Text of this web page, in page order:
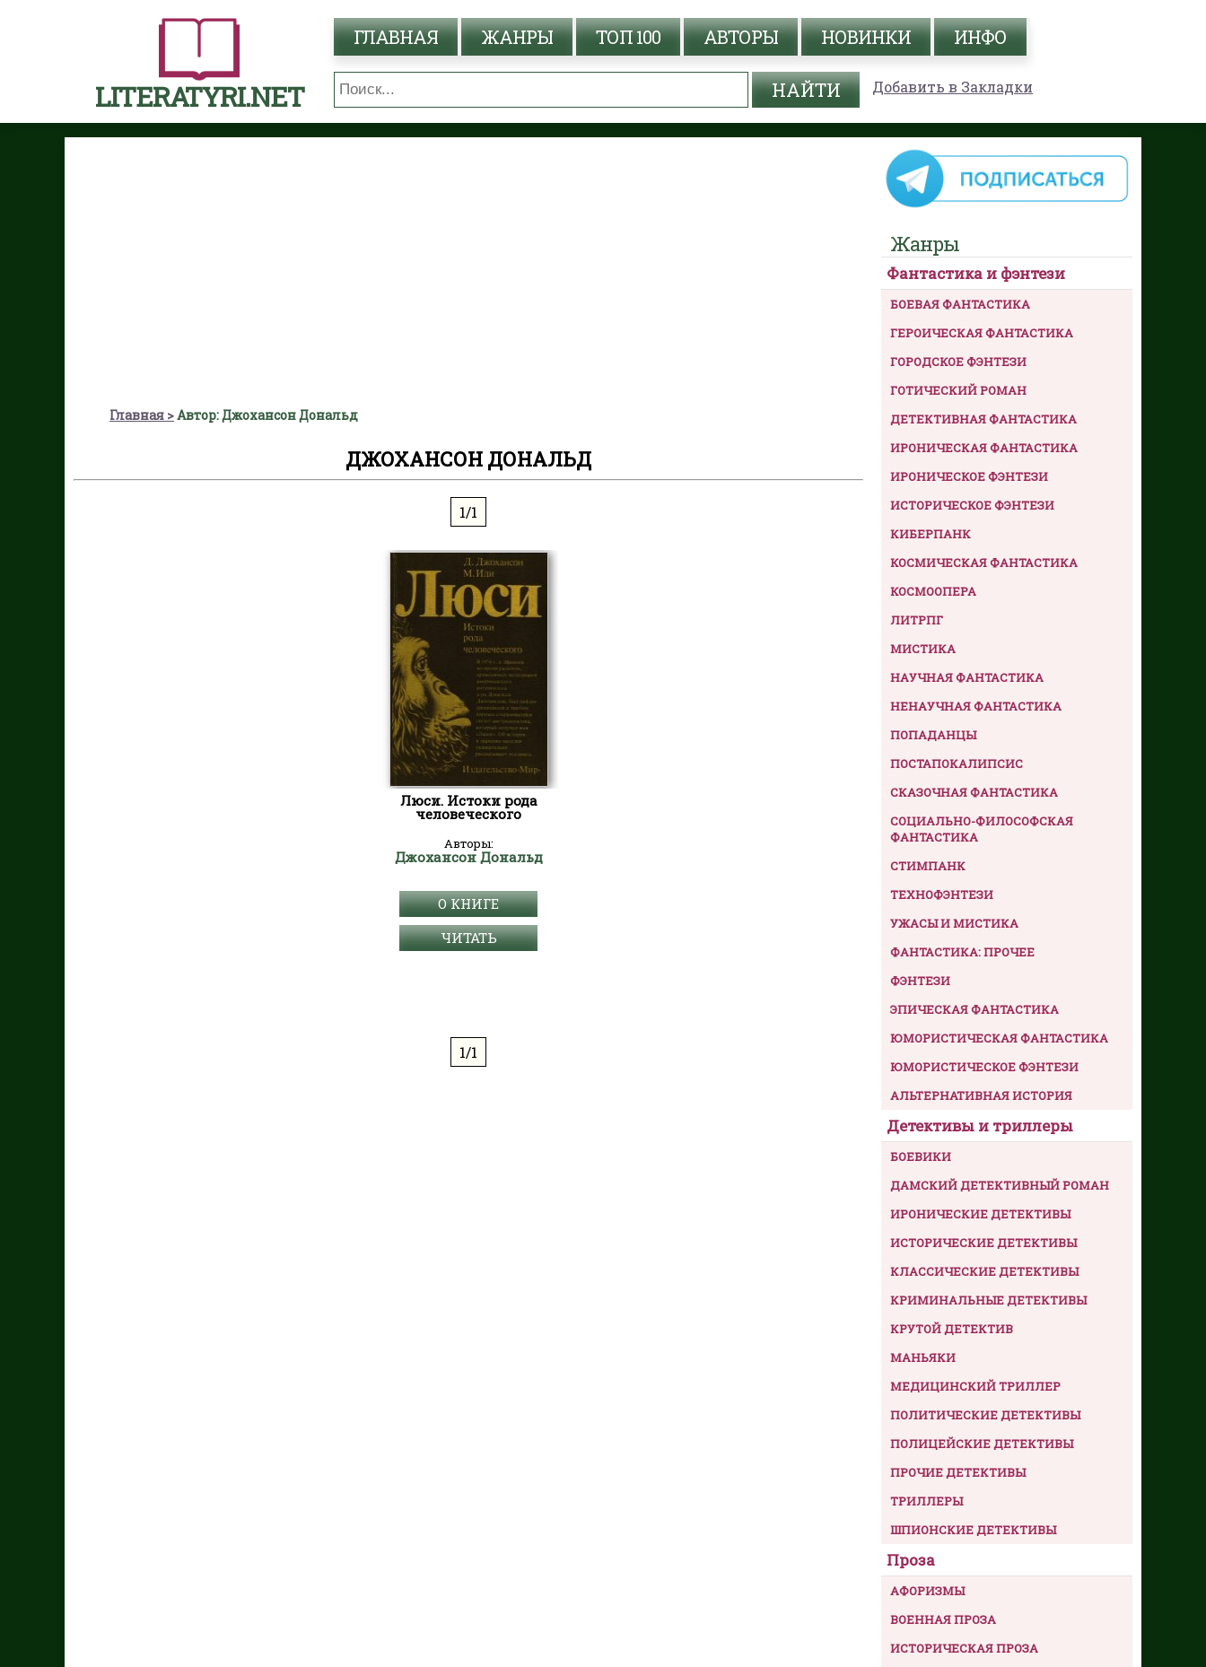
LITERATYRI.NET
ГЛАВНАЯ ЖАНРЫ ТОП 100 АВТОРЫ НОВИНКИ ИНФО
Добавить в Закладки
Главная Автор: Джохансон Дональд
ДЖОХАНСОН ДОНАЛЬД
1/1
Люси. Истоки рода
человеческого
Авторы:
Джохансон Дональд
О КНИГЕ
ЧИТАТЬ
1/1
Жанры
Фантастика и фэнтези
БОЕВАЯ ФАНТАСТИКА
ГЕРОИЧЕСКАЯ ФАНТАСТИКА
ГОРОДСКОЕ ФЭНТЕЗИ
ГОТИЧЕСКИЙ РОМАН
ДЕТЕКТИВНАЯ ФАНТАСТИКА
ИРОНИЧЕСКАЯ ФАНТАСТИКА
ИРОНИЧЕСКОЕ ФЭНТЕЗИ
ИСТОРИЧЕСКОЕ ФЭНТЕЗИ
КИБЕРПАНК
КОСМИЧЕСКАЯ ФАНТАСТИКА
КОСМООПЕРА
ЛИТРПГ
МИСТИКА
НАУЧНАЯ ФАНТАСТИКА
НЕНАУЧНАЯ ФАНТАСТИКА
ПОПАДАНЦЫ
ПОСТАПОКАЛИПСИС
СКАЗОЧНАЯ ФАНТАСТИКА
СОЦИАЛЬНО-ФИЛОСОФСКАЯ
ФАНТАСТИКА
СТИМПАНК
ТЕХНОФЭНТЕЗИ
УЖАСЫ И МИСТИКА
ФАНТАСТИКА: ПРОЧЕЕ
ФЭНТЕЗИ
ЭПИЧЕСКАЯ ФАНТАСТИКА
ЮМОРИСТИЧЕСКАЯ ФАНТАСТИКА
ЮМОРИСТИЧЕСКОЕ ФЭНТЕЗИ
АЛЬТЕРНАТИВНАЯ ИСТОРИЯ
Детективы и триллеры
БОЕВИКИ
ДАМСКИЙ ДЕТЕКТИВНЫЙ РОМАН
ИРОНИЧЕСКИЕ ДЕТЕКТИВЫ
ИСТОРИЧЕСКИЕ ДЕТЕКТИВЫ
КЛАССИЧЕСКИЕ ДЕТЕКТИВЫ
КРИМИНАЛЬНЫЕ ДЕТЕКТИВЫ
КРУТОЙ ДЕТЕКТИВ
МАНЬЯКИ
МЕДИЦИНСКИЙ ТРИЛЛЕР
ПОЛИТИЧЕСКИЕ ДЕТЕКТИВЫ
ПОЛИЦЕЙСКИЕ ДЕТЕКТИВЫ
ПРОЧИЕ ДЕТЕКТИВЫ
ТРИЛЛЕРЫ
ШПИОНСКИЕ ДЕТЕКТИВЫ
Проза
АФОРИЗМЫ
ВОЕННАЯ ПРОЗА
ИСТОРИЧЕСКАЯ ПРОЗА